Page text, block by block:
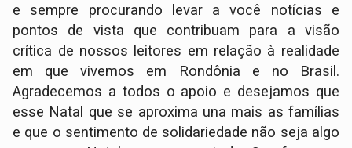
e sempre procurando levar a você notícias e
pontos de vista que contribuam para a visão
crítica de nossos leitores em relação à realidade
em que vivemos em Rondônia e no Brasil.
Agradecemos a todos o apoio e desejamos que
esse Natal que se aproxima una mais as famílias
e que o sentimento de solidariedade não seja algo